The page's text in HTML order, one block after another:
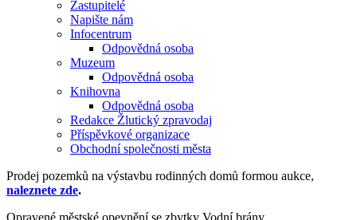
Zastupitelé
Napište nám
Infocentrum
Odpovědná osoba
Muzeum
Odpovědná osoba
Knihovna
Odpovědná osoba
Redakce Žlutický zpravodaj
Příspěvkové organizace
Obchodní společnosti města
Prodej pozemků na výstavbu rodinných domů formou aukce,
naleznete zde.
Opravené městské opevnění se zbytky Vodní brány